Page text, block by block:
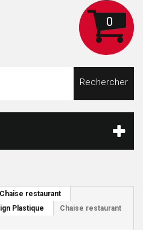
0
Rechercher
Chaise restaurant
Plastique
Chaise restaurant